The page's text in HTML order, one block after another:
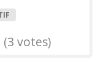
(3 votes)